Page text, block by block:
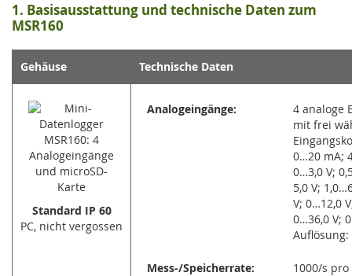
1. Basisausstattung und technische Daten zum
MSR160
Gehäuse Technische Daten
Standard IP 60
PC, nicht vergossen
Analogeingänge:
4 analoge
mit frei
0…20 mA;
0…3,0 V;
5,0 V;
V; 0…12,0
0…36,0 V;
Auflösung:
Mess-/Speicherrate:
1000/s